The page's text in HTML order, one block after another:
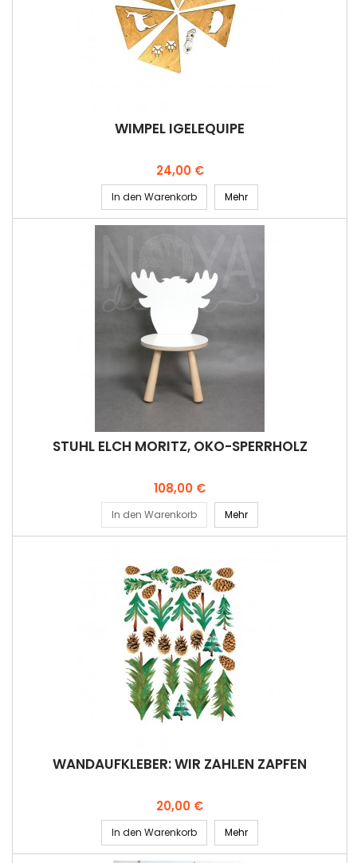
WIMPEL IGELEQUIPE
Preis
24,00 €
In den Warenkorb Mehr
STUHL ELCH MORITZ, ÖKO-SPERRHOLZ
Preis
108,00 €
In den Warenkorb Mehr
WANDAUFKLEBER: WIR ZÄHLEN ZAPFEN
Preis
20,00 €
In den Warenkorb Mehr